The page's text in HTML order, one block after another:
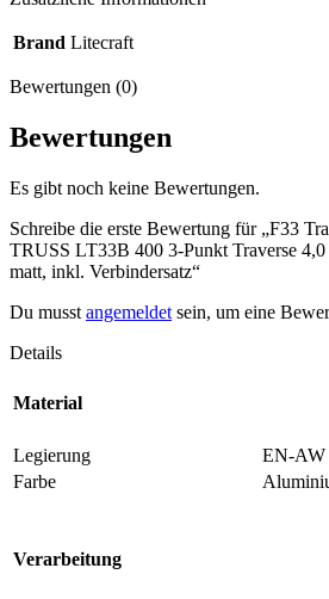
Brand Litecraft
Bewertungen (0)
Bewertungen
Es gibt noch keine Bewertungen.
Schreibe die erste Bewertung für „F33
TRUSS LT33B 400 3-Punkt Traverse
matt, inkl. Verbindersatz“
Du musst angemeldet sein, um eine
Details
Material
Legierung
EN-AW
Farbe
Verarbeitung